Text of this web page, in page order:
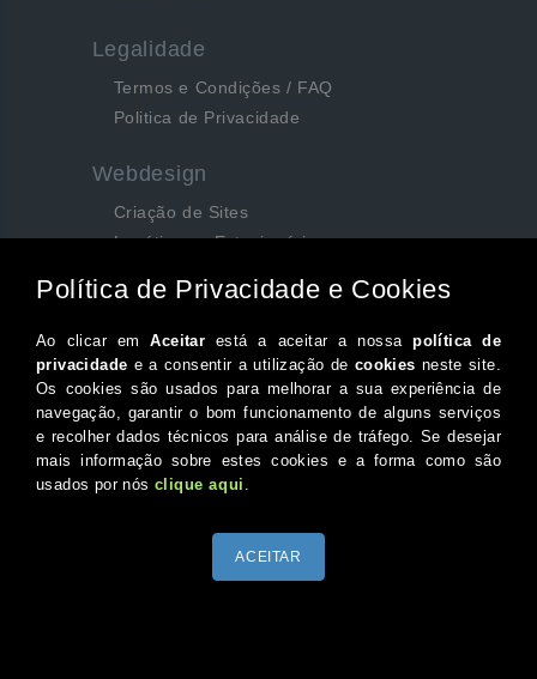
Legalidade
Termos e Condições / FAQ
Politica de Privacidade
Webdesign
Criação de Sites
Logótipos e Estacionários
Siga-nos aqui...
Facebook
Instagram
Twitter
Canal do Youtube
© 2026 Portugal XXI Todos os direitos reservados.
Desenvolvido por Optimeios